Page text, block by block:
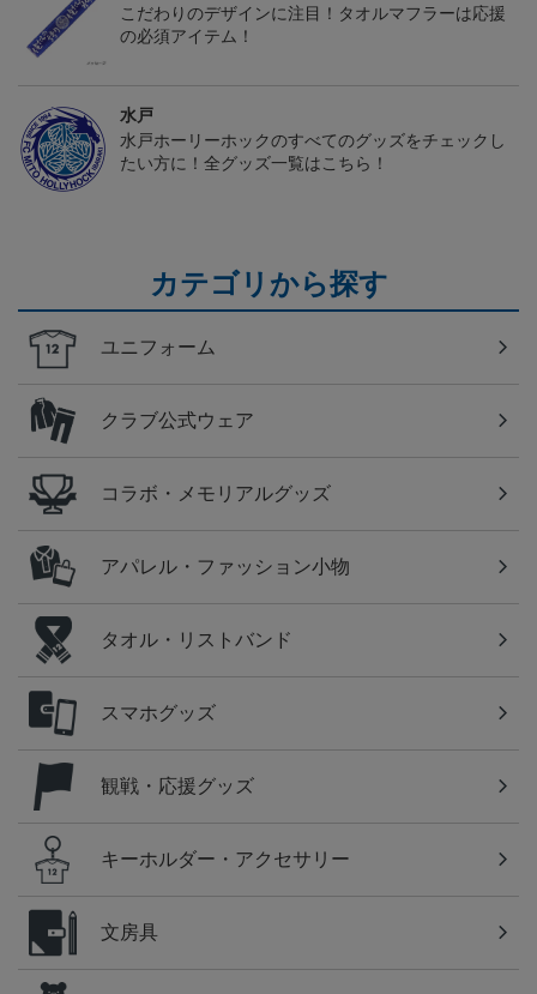
こだわりのデザインに注目！タオルマフラーは応援
の必須アイテム！
水戸
水戸ホーリーホックのすべてのグッズをチェックし
たい方に！全グッズ一覧はこちら！
カテゴリから探す
ユニフォーム
クラブ公式ウェア
コラボ・メモリアルグッズ
アパレル・ファッション小物
タオル・リストバンド
スマホグッズ
観戦・応援グッズ
キーホルダー・アクセサリー
文房具